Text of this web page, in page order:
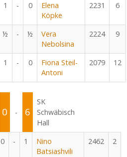
1 - 0
Elena
Köpke
2231 6
½ - ½
Vera
Nebolsina
2224 9
1 - 0
Fiona Steil-
Antoni
2079 12
0 - 6
SK
Schwäbisch
Hall
0 - 1
Nino
Batsiashvili
2462 2